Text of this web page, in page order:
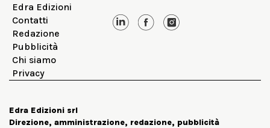
Edra Edizioni
Contatti
Redazione
Pubblicità
Chi siamo
Privacy
Edra Edizioni srl
Direzione, amministrazione, redazione, pubblicità